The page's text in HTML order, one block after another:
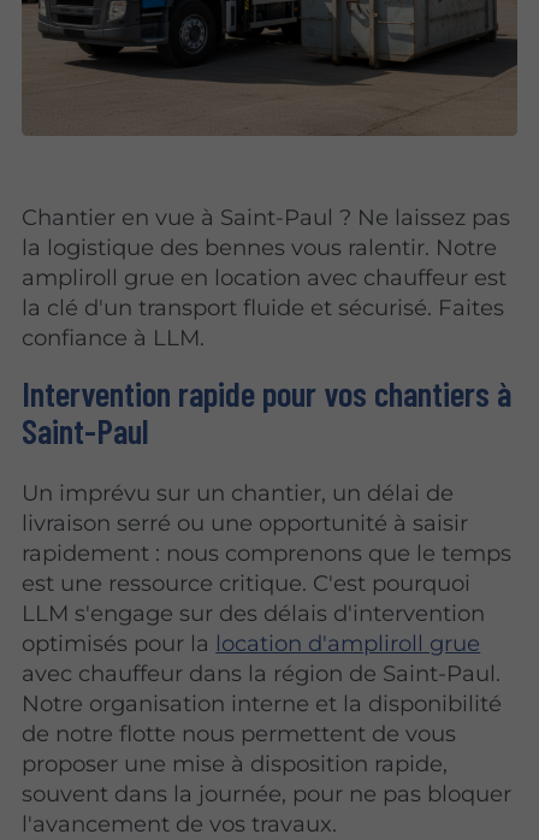
Chantier en vue à Saint-Paul ? Ne laissez pas
la logistique des bennes vous ralentir. Notre
ampliroll grue en location avec chauffeur est
la clé d'un transport fluide et sécurisé. Faites
confiance à LLM.
Intervention rapide pour vos chantiers à
Saint-Paul
Un imprévu sur un chantier, un délai de
livraison serré ou une opportunité à saisir
rapidement : nous comprenons que le temps
est une ressource critique. C'est pourquoi
LLM s'engage sur des délais d'intervention
optimisés pour la location d'ampliroll grue
avec chauffeur dans la région de Saint-Paul.
Notre organisation interne et la disponibilité
de notre flotte nous permettent de vous
proposer une mise à disposition rapide,
souvent dans la journée, pour ne pas bloquer
l'avancement de vos travaux.